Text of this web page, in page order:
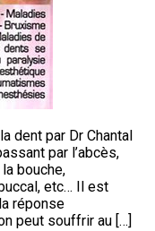
dent par Dr Chantal
par l’abcès,
bouche,
etc… Il est
réponse
peut souffrir au […]